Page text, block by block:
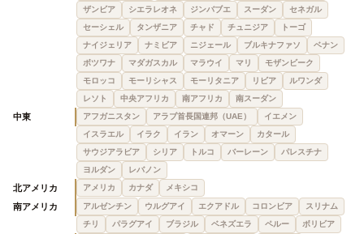
ザンビア
シエラレオネ ジンバブエ スーダン
セネガル
セーシェル
タンザニア チャド チュニジア
トーゴ
ナイジェリア
ナミビア ニジェール ブルキナファソ
ベナン
ボツワナ
マダガスカル マラウイ マリ
モザンビーク
モロッコ
モーリシャス モーリタニア リビア
ルワンダ
レソト
中央アフリカ 南アフリカ 南スーダン
中東 アフガニスタン アラブ首長国連邦（UAE）
イエメン
イスラエル
イラク イラン オマーン
カタール
サウジアラビア
シリア トルコ バーレーン
パレスチナ
ヨルダン
レバノン
北アメリカ アメリカ カナダ メキシコ
南アメリカ アルゼンチン ウルグアイ エクアドル コロンビア
スリナム
チリ
パラグアイ ブラジル ベネズエラ ペルー ボリビア